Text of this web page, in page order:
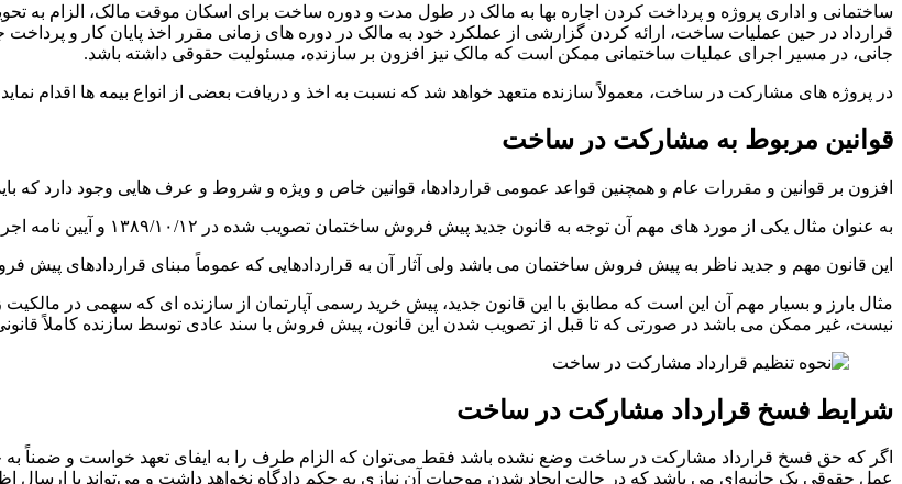
ساختمانی و اداری پروژه و پرداخت کردن اجاره بها به مالک در طول مدت و دوره ساخت برای اسکان موقت مالک، الزام به
قرارداد در حین عملیات ساخت، ارائه کردن گزارشی از عملکرد خود به مالک در دوره‌‌ های زمانی مقرر اخذ پایان کار و
جانی، در مسير اجرای عمليات ساختمانی ممكن است که مالک نيز افزون بر سازنده، مسئوليت حقوقی داشته باشد.
در پروژه‌ های مشاركت در ساخت، معمولاً سازنده متعهد خواهد شد كه نسبت به اخذ و دریافت بعضی از انواع بيمه ‌ها اقدام
قوانین مربوط به مشارکت در ساخت
افزون بر قوانین و مقررات عام و همچنین قواعد عمومی قراردادها، قوانین خاص و ویژه و شروط و عرف هایی وجود دارد
به عنوان مثال یکی از مورد های مهم آن توجه به قانون جدید پیش فروش ساختمان تصویب شده در ۱۳۸۹/۱۰/۱۲ و آیین نامه اجرایی آن می باشد که مقررات جدیدی را تعیین کرده است.
این قانون مهم و جدید ناظر به پیش فروش ساختمان می باشد ولی آثار آن به قراردادهایی که عموماً مبنای قراردادهای
مثال بارز و بسیار مهم آن این است که مطابق با این قانون جدید، پیش خرید رسمی آپارتمان از سازنده ای که سهمی در
نیست، غیر ممکن می باشد در صورتی که تا قبل از تصویب شدن این قانون، پیش فروش با سند عادی توسط سازنده کاملاً
شرایط فسخ قرارداد مشارکت در ساخت
اگر که حق فسخ قرارداد مشارکت در ساخت وضع نشده باشد فقط می‌توان که الزام طرف را به ایفای تعهد خواست و ضمناً به
عمل حقوقی یک‌ جانبه‌ای می باشد که در حالت ایجاد شدن موجبات آن نیازی به حکم دادگاه نخواهد داشت و می‌تواند با ارسال